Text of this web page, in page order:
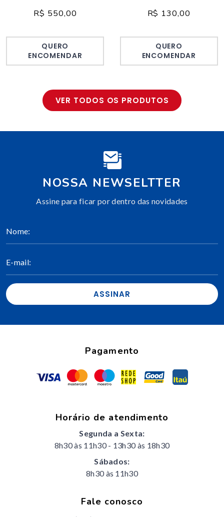
R$ 550,00
QUERO
ENCOMENDAR
R$ 130,00
QUERO
ENCOMENDAR
VER TODOS OS PRODUTOS
NOSSA NEWSELTTER
Assine para ficar por dentro das novidades
ASSINAR
Pagamento
Horário de atendimento
Segunda a Sexta:
8h30 às 11h30- 13h30 às 18h30
Sábados:
8h30 às 11h30
Fale conosco